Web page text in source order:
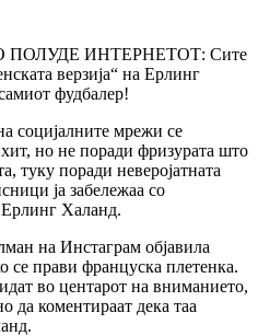
социјалните мрежи се
но не поради фризурата што
туку поради неверојатната
ја забележаа со
Ерлинг Халанд.
на Инстаграм објавила
се прави француска плетенка.
во центарот на вниманието,
да коментираат дека таа